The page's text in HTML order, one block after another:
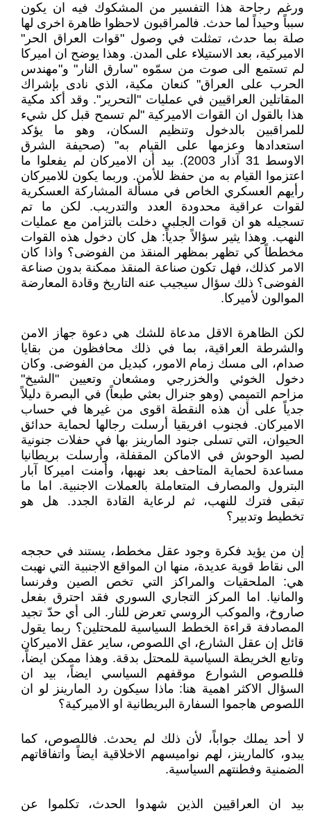
ورغم رجاحة هذا التفسير من المشكوك فيه ان يكون
سبباً وحيداً لما حدث. فالمراقبون لاحظوا ظاهرة اخرى لها
صلة بما حدث، تمثلت في وصول "قوات العراق الحر"
الاميركية، بعد الاستيلاء على المدن. وهذا يوضح ان اميركا
لم تستمع الى صوت من سمّوه "سارق النار" و"مهندس
الحرب على العراق" كنعان مكية، الذي نادى بإشراك
المقاتلين العراقيين في عمليات "التحرير". وقد أكد مكية
هذا بالقول ان القوات الاميركية "لم تسمح قبل كل شيء
للمراقبين بالدخول وتنظيم السكان، وهو ما يؤكد
استعدادها وعزمها على القيام به" (صحيفة الشرق
الاوسط 31 آذار 2003). بيد أن الاميركان لم يفعلوا ما
اعتزموا القيام به من حفظ للأمن. وربما يكون للاميركان
رأيهم العسكري الخاص في مسألة المشاركة العسكرية
لقوات عراقية محدودة العدد والتدريب. لكن ما تم
تسجيله هو ان قوات الجلبي دخلت بالتزامن مع عمليات
النهب. وهذا يثير سؤالاً جدياً: هل كان دخول هذه القوات
مخططاً كي تظهر بمظهر المنقذ من الفوضى؟ واذا كان
الامر كذلك، فهل تكون صناعة المنقذ ممكنة بدون صناعة
الفوضى؟ ذلك سؤال سيجيب عنه التاريخ وقادة المعارضة
الموالون لأميركا.
لكن الظاهرة الاقل مدعاة للشك هي دعوة جهاز الامن
والشرطة العراقية، بما في ذلك محافظون من بقايا
صدام، الى مسك زمام الامور، كبديل من الفوضى. وكان
دخول الخوئي والخزرجي ومشعان وتعيين "الشيخ"
مزاحم التميمي (وهو جنرال بعثي طبعاً) في البصرة دليلاً
جدياً على أن هذه النقطة اقوى من غيرها في حساب
الاميركان. فجنوب افريقيا أرسلت رجالها لحماية حدائق
الحيوان، التي تسلى جنود المارينز بها في حفلات جنونية
لصيد الوحوش في الاماكن المقفلة، وأرسلت بريطانيا
مساعدة لحماية المتاحف بعد نهبها، وأمنت اميركا آبار
البترول والمصارف المتعاملة بالعملات الاجنبية. اما ما
تبقى فترك للنهب، ثم لرعاية القادة الجدد. هل هو
تخطيط وتدبير؟
إن من يؤيد فكرة وجود عقل مخطط، يستند في حججه
الى نقاط قوية عديدة، منها ان المواقع الاجنبية التي نهبت
هي: الملحقيات والمراكز التي تخص الصين وفرنسا
والمانيا. اما المركز التجاري السوري فقد احترق بفعل
صاروخ، والموكب الروسي تعرض للنار. الى أي حدّ تجيد
المصادفة قراءة الخطط السياسية للمحتلين؟ ربما يقول
قائل إن عقل الشارع، اي اللصوص، ساير عقل الاميركان
وتابع الخريطة السياسية للمحتل بدقة. وهذا ممكن ايضاً،
فللصوص الشوارع موقفهم السياسي ايضاً، بيد ان
السؤال الاكثر اهمية هنا: ماذا سيكون رد المارينز لو ان
اللصوص هاجموا السفارة البريطانية او الاميركية؟
لا أحد يملك جواباً، لأن ذلك لم يحدث. فاللصوص، كما
يبدو، كالمارينز، لهم نواميسهم الاخلاقية ايضاً واتفاقاتهم
الضمنية وفطنتهم السياسية.
بيد ان العراقيين الذين شهدوا الحدث، تكلموا عن